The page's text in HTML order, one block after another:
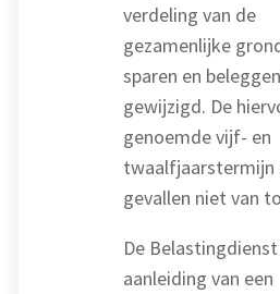
verdeling van de
gezamenlijke
sparen en
gewijzigd. De
genoemde vijf- en
twaalfjaarstermijn
gevallen niet van
De
aanleiding van een